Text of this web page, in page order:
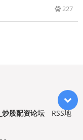
227
股配资论坛
RSS地